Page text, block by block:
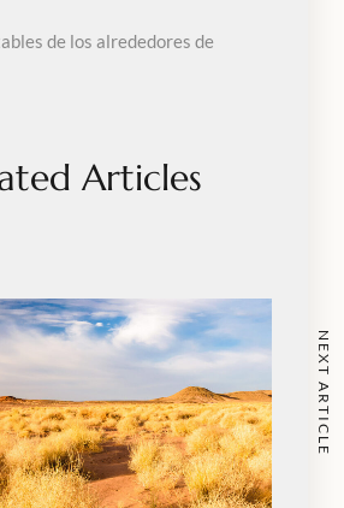
de los alrededores de
Articles
NEXT ARTICLE